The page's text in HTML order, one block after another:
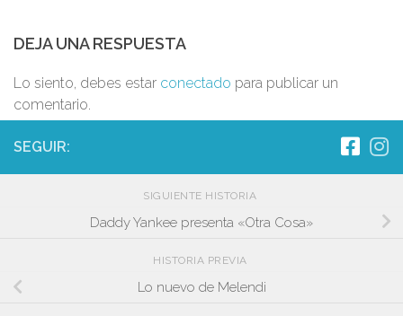
DEJA UNA RESPUESTA
Lo siento, debes estar conectado para publicar un
comentario.
SEGUIR:
SIGUIENTE HISTORIA
Daddy Yankee presenta «Otra Cosa»
HISTORIA PREVIA
Lo nuevo de Melendi